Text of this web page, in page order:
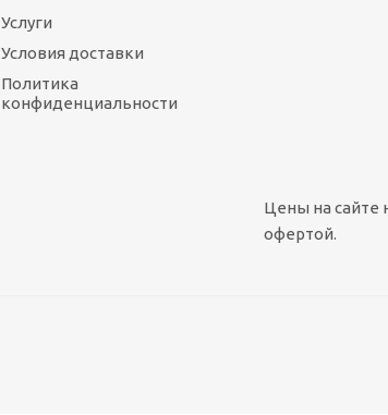
Услуги
Условия доставки
Политика
конфиденциальности
Цены на сайте
офертой.